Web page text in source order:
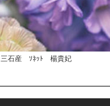
三石産 ｿﾈｯﾄ 楊貴妃